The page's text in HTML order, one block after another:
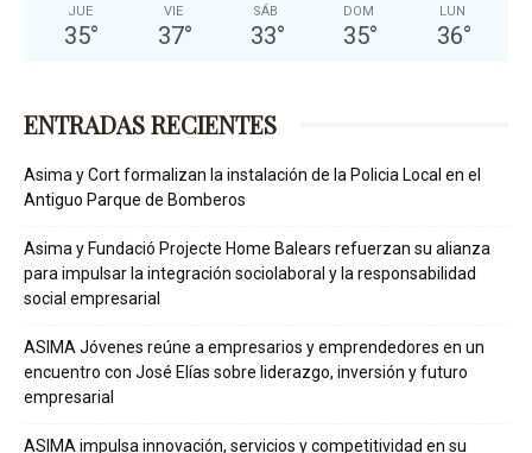
JUE
35°
VIE
37°
SÁB
33°
DOM
35°
LUN
36°
ENTRADAS RECIENTES
Asima y Cort formalizan la instalación de la Policia Local en el
Antiguo Parque de Bomberos
Asima y Fundació Projecte Home Balears refuerzan su alianza
para impulsar la integración sociolaboral y la responsabilidad
social empresarial
ASIMA Jóvenes reúne a empresarios y emprendedores en un
encuentro con José Elías sobre liderazgo, inversión y futuro
empresarial
ASIMA impulsa innovación, servicios y competitividad en su